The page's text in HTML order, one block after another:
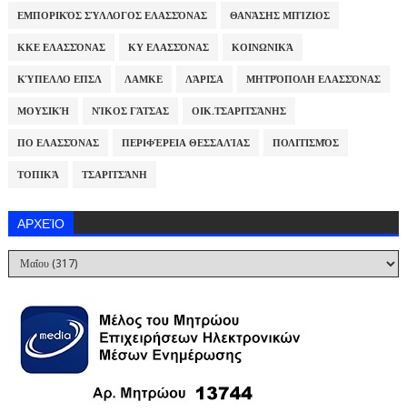
ΕΜΠΟΡΙΚΌΣ ΣΎΛΛΟΓΟΣ ΕΛΑΣΣΌΝΑΣ ΘΑΝΆΣΗΣ ΜΠΊΖΙΟΣ
ΚΚΕ ΕΛΑΣΣΌΝΑΣ ΚΥ ΕΛΑΣΣΌΝΑΣ ΚΟΙΝΩΝΙΚΆ
ΚΎΠΕΛΛΟ ΕΠΣΛ ΛΑΜΚΕ ΛΆΡΙΣΑ ΜΗΤΡΌΠΟΛΗ ΕΛΑΣΣΌΝΑΣ
ΜΟΥΣΙΚΉ ΝΊΚΟΣ ΓΆΤΣΑΣ ΟΙΚ.ΤΣΑΡΙΤΣΆΝΗΣ
ΠΟ ΕΛΑΣΣΌΝΑΣ ΠΕΡΙΦΈΡΕΙΑ ΘΕΣΣΑΛΊΑΣ ΠΟΛΙΤΙΣΜΌΣ
ΤΟΠΙΚΆ ΤΣΑΡΙΤΣΆΝΗ
ΑΡΧΕΊΟ